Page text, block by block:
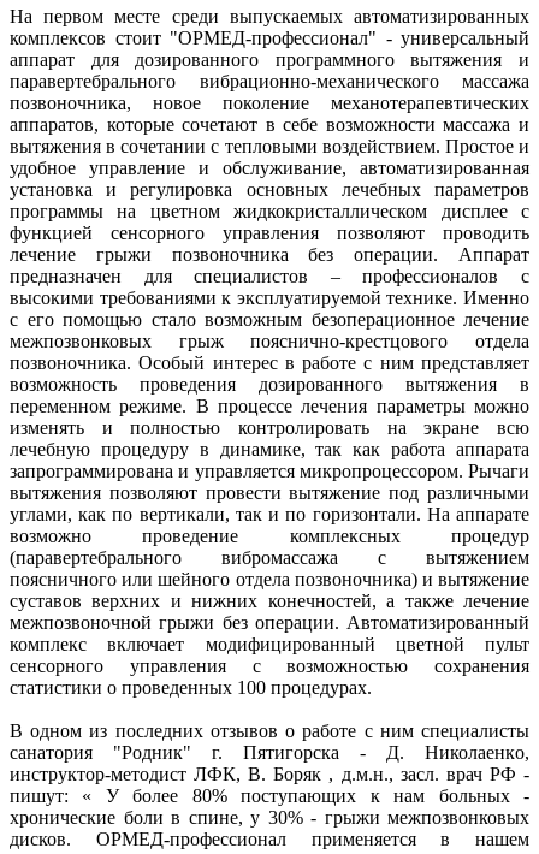
На первом месте среди выпускаемых автоматизированных
комплексов стоит "ОРМЕД-профессионал" - универсальный
аппарат для дозированного программного вытяжения и
паравертебрального вибрационно-механического массажа
позвоночника, новое поколение механотерапевтических
аппаратов, которые сочетают в себе возможности массажа и
вытяжения в сочетании с тепловыми воздействием. Простое и
удобное управление и обслуживание, автоматизированная
установка и регулировка основных лечебных параметров
программы на цветном жидкокристаллическом дисплее с
функцией сенсорного управления позволяют проводить
лечение грыжи позвоночника без операции. Аппарат
предназначен для специалистов – профессионалов с
высокими требованиями к эксплуатируемой технике. Именно
с его помощью стало возможным безоперационное лечение
межпозвонковых грыж пояснично-крестцового отдела
позвоночника. Особый интерес в работе с ним представляет
возможность проведения дозированного вытяжения в
переменном режиме. В процессе лечения параметры можно
изменять и полностью контролировать на экране всю
лечебную процедуру в динамике, так как работа аппарата
запрограммирована и управляется микропроцессором. Рычаги
вытяжения позволяют провести вытяжение под различными
углами, как по вертикали, так и по горизонтали. На аппарате
возможно проведение комплексных процедур
(паравертебрального вибромассажа с вытяжением
поясничного или шейного отдела позвоночника) и вытяжение
суставов верхних и нижних конечностей, а также лечение
межпозвоночной грыжи без операции. Автоматизированный
комплекс включает модифицированный цветной пульт
сенсорного управления с возможностью сохранения
статистики о проведенных 100 процедурах.
В одном из последних отзывов о работе с ним специалисты
санатория "Родник" г. Пятигорска - Д. Николаенкo,
инструктор-методист ЛФК, В. Боряк , д.м.н., засл. врач РФ -
пишут: « У более 80% поступающих к нам больных -
хронические боли в спине, у 30% - грыжи межпозвонковых
дисков. ОРМЕД-профессионал применяется в нашем